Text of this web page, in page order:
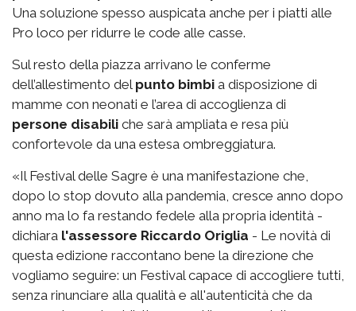
Una soluzione spesso auspicata anche per i piatti alle
Pro loco per ridurre le code alle casse.
Sul resto della piazza arrivano le conferme
dell’allestimento del punto bimbi a disposizione di
mamme con neonati e l’area di accoglienza di
persone disabili che sarà ampliata e resa più
confortevole da una estesa ombreggiatura.
«Il Festival delle Sagre è una manifestazione che,
dopo lo stop dovuto alla pandemia, cresce anno dopo
anno ma lo fa restando fedele alla propria identità -
dichiara l'assessore Riccardo Origlia - Le novità di
questa edizione raccontano bene la direzione che
vogliamo seguire: un Festival capace di accogliere tutti,
senza rinunciare alla qualità e all'autenticità che da